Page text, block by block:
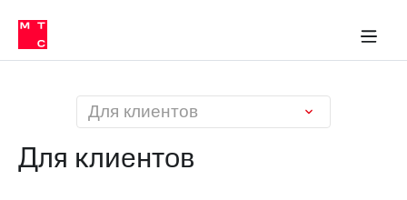
Медиа-центр
и акционерам
Устойчивое развитие
Комплаенс и деловая этика
компании
Стратегия
Карьера
Карьера
в МТС
Пресс-
Для клиентов
Для клиентов